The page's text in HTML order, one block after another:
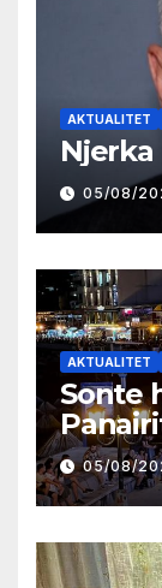
AKTUALITET
Njerka
05/08/
AKTUALITET
Sonte
05/08/